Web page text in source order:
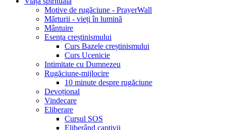
Motive de rugăciune - PrayerWall
Mărturii - vieți în lumină
Mântuire
Esența creștinismului
Curs Bazele creștinismului
Curs Ucenicie
Intimitate cu Dumnezeu
Rugăciune-mijlocire
10 minute despre rugăciune
Devoțional
Vindecare
Eliberare
Cursul SOS
Eliberând captivii